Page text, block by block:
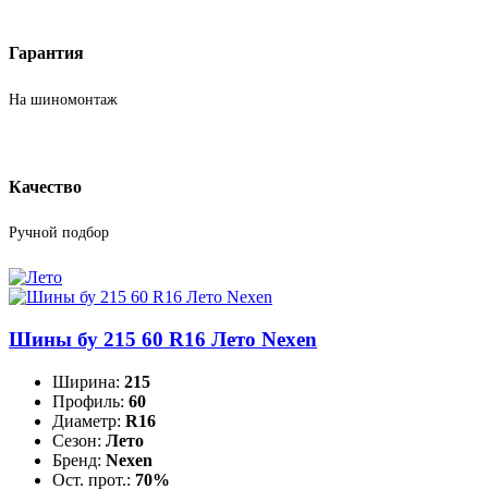
Гарантия
На шиномонтаж
Качество
Ручной подбор
Шины бу 215 60 R16 Лето Nexen
Ширина: 215
Профиль: 60
Диаметр: R16
Сезон: Лето
Бренд: Nexen
Ост. прот.: 70%